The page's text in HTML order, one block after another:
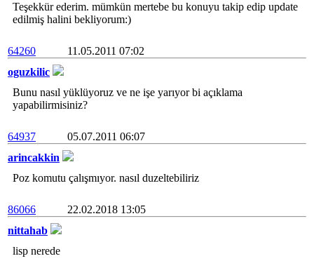
Teşekkür ederim. mümkün mertebe bu konuyu takip edip update
edilmiş halini bekliyorum:)
64260
11.05.2011 07:02
oguzkilic
Bunu nasıl yüklüyoruz ve ne işe yarıyor bi açıklama
yapabilirmisiniz?
64937
05.07.2011 06:07
arincakkin
Poz komutu çalışmıyor. nasıl duzeltebiliriz
86066
22.02.2018 13:05
nittahab
lisp nerede